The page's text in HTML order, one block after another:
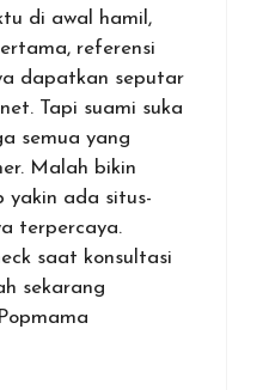
di awal hamil,
referensi
dapatkan seputar
Tapi suami suka
semua yang
Malah bikin
yakin ada situs-
terpercaya.
saat konsultasi
sekarang